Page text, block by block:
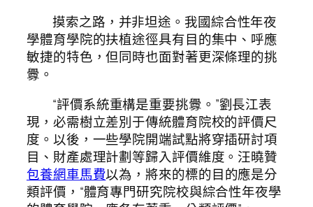
摸索之路，并非坦途。我國綜合性年夜
學體育學院的扶植途徑具有目的集中、呼應
敏捷的特色，但同時也面對著更深條理的挑
釁。
“評價系統重構是重要挑釁。”劉長江表
現，必需樹立差別于傳統體育院校的評價尺
度。以後，一些學院開端試點將穿插研討項
目、財產處理計劃等歸入評價維度。汪曉贊
包養網車馬費以為，將來的標的目的應是分
類評價，“體育專門研究院校與綜合性年夜學